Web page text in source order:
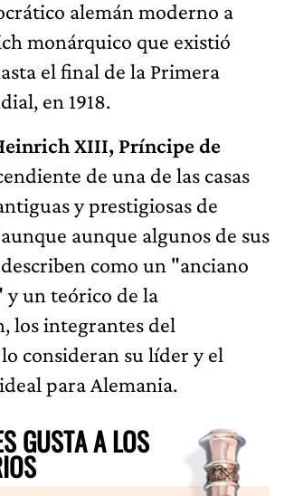
alemán moderno a
monárquico que existió
el final de la Primera
en 1918.
XIII, Príncipe de
de una de las casas
y prestigiosas de
aunque algunos de sus
como un "anciano
un teórico de la
los integrantes del
lo consideran su líder y el
para Alemania.
GUSTA A LOS